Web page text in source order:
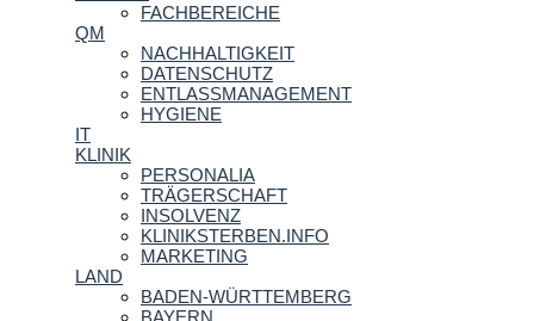
FACHBEREICHE
QM
NACHHALTIGKEIT
DATENSCHUTZ
ENTLASSMANAGEMENT
HYGIENE
IT
KLINIK
PERSONALIA
TRÄGERSCHAFT
INSOLVENZ
KLINIKSTERBEN.INFO
MARKETING
LAND
BADEN-WÜRTTEMBERG
BAYERN